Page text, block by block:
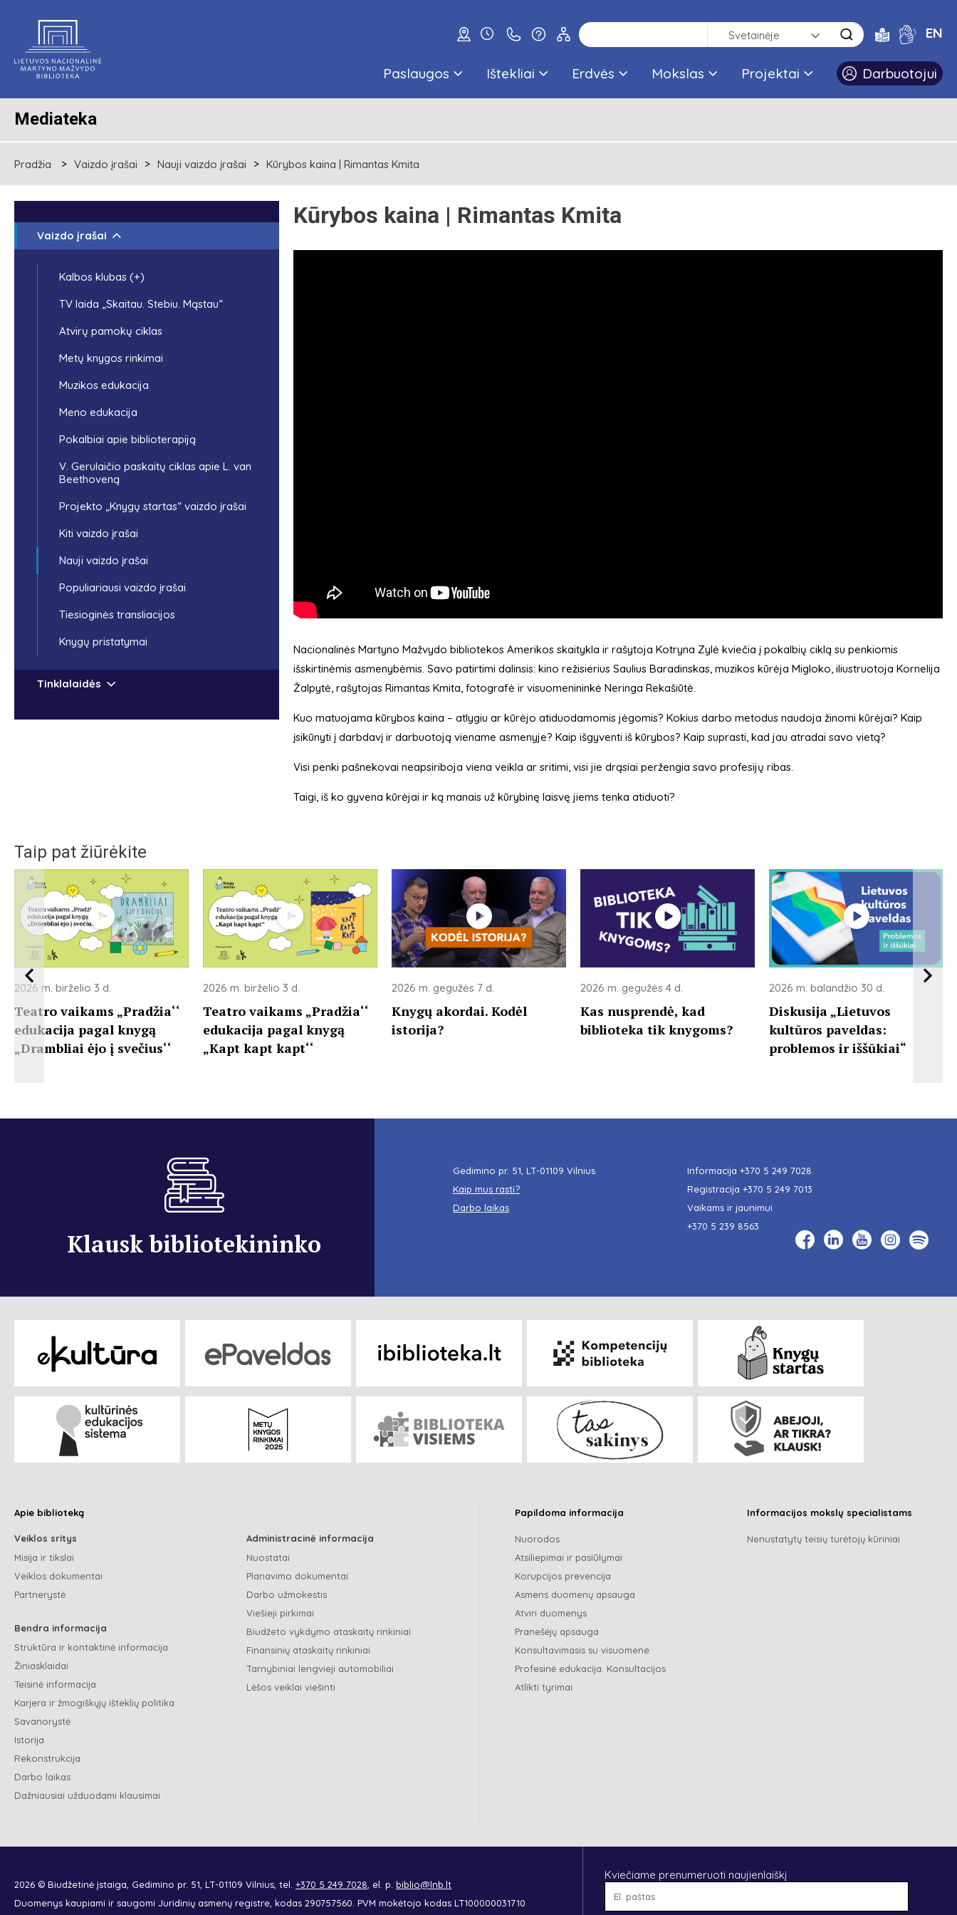
Svetainėje EN
Paslaugos Ištekliai Erdvės Mokslas Projektai Darbuotojui
Mediateka
Pradžia Vaizdo įrašai Nauji vaizdo įrašai Kūrybos kaina | Rimantas Kmita
Kūrybos kaina | Rimantas Kmita
Nacionalinės Martyno Mažvydo bibliotekos Amerikos skaitykla ir rašytoja Kotryna Zylė kviečia į pokalbių ciklą su penkiomis
išskirtinėmis asmenybėmis. Savo patirtimi dalinsis: kino režisierius Saulius Baradinskas, muzikos kūrėja Migloko, iliustruotoja Kornelija
Žalpytė, rašytojas Rimantas Kmita, fotografė ir visuomenininkė Neringa Rekašiūtė.
Kuo matuojama kūrybos kaina – atlygiu ar kūrėjo atiduodamomis jėgomis? Kokius darbo metodus naudoja žinomi kūrėjai? Kaip
įsikūnyti į darbdavį ir darbuotoją viename asmenyje? Kaip išgyventi iš kūrybos? Kaip suprasti, kad jau atradai savo vietą?
Visi penki pašnekovai neapsiriboja viena veikla ar sritimi, visi jie drąsiai peržengia savo profesijų ribas.
Taigi, iš ko gyvena kūrėjai ir ką manais už kūrybinę laisvę jiems tenka atiduoti?
Vaizdo įrašai
Kalbos klubas (+)
TV laida „Skaitau. Stebiu. Mąstau“
Atvirų pamokų ciklas
Metų knygos rinkimai
Muzikos edukacija
Meno edukacija
Pokalbiai apie biblioterapiją
V. Gerulaičio paskaitų ciklas apie L. van
Beethoveną
Projekto „Knygų startas“ vaizdo įrašai
Kiti vaizdo įrašai
Nauji vaizdo įrašai
Populiariausi vaizdo įrašai
Tiesioginės transliacijos
Knygų pristatymai
Tinklalaidės
Taip pat žiūrėkite
2026 m. birželio 3 d.
Teatro vaikams „Pradžia‘‘
edukacija pagal knygą
„Drambliai ėjo į svečius‘‘
2026 m. birželio 3 d.
Teatro vaikams „Pradžia‘‘
edukacija pagal knygą
„Kapt kapt kapt‘‘
2026 m. gegužės 7 d.
Knygų akordai. Kodėl
istorija?
2026 m. gegužės 4 d.
Kas nusprendė, kad
biblioteka tik knygoms?
2026 m. balandžio 30 d.
Diskusija „Lietuvos
kultūros paveldas:
problemos ir iššūkiai“
Klausk bibliotekininko
Gedimino pr. 51, LT-01109 Vilnius
Kaip mus rasti?
Darbo laikas
Informacija +370 5 249 7028
Registracija +370 5 249 7013
Vaikams ir jaunimui
+370 5 239 8563
Apie biblioteką
Veiklos sritys
Misija ir tikslai
Veiklos dokumentai
Partnerystė
Bendra informacija
Struktūra ir kontaktinė informacija
Žiniasklaidai
Teisinė informacija
Karjera ir žmogiškųjų išteklių politika
Savanorystė
Istorija
Rekonstrukcija
Darbo laikas
Dažniausiai užduodami klausimai
Administracinė informacija
Nuostatai
Planavimo dokumentai
Darbo užmokestis
Viešieji pirkimai
Biudžeto vykdymo ataskaitų rinkiniai
Finansinių ataskaitų rinkiniai
Tarnybiniai lengvieji automobiliai
Lėšos veiklai viešinti
Papildoma informacija
Nuorodos
Atsiliepimai ir pasiūlymai
Korupcijos prevencija
Asmens duomenų apsauga
Atviri duomenys
Pranešėjų apsauga
Konsultavimasis su visuomene
Profesinė edukacija. Konsultacijos
Atlikti tyrimai
Informacijos mokslų specialistams
Nenustatytų teisių turėtojų kūriniai
2026 © Biudžetinė įstaiga, Gedimino pr. 51, LT-01109 Vilnius, tel. +370 5 249 7028 , el. p. biblio@lnb.lt
Duomenys kaupiami ir saugomi Juridinių asmenų registre, kodas 290757560. PVM mokėtojo kodas LT100000031710
Kviečiame prenumeruoti naujienlaiškį